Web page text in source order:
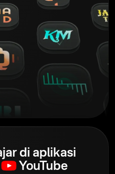
di aplikasi
YouTube